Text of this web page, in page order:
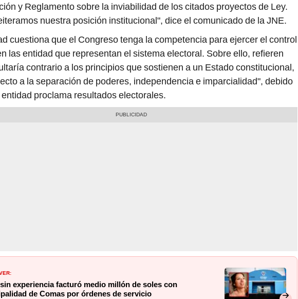
y Reglamento sobre la inviabilidad de los citados proyectos de Ley.
nuestra posición institucional", dice el comunicado de la JNE.
cuestiona que el Congreso tenga la competencia para ejercer el control
las entidad que representan el sistema electoral. Sobre ello, refieren
contrario a los principios que sostienen a un Estado constitucional,
a la separación de poderes, independencia e imparcialidad", debido
proclama resultados electorales.
experiencia facturó medio millón de soles con
de Comas por órdenes de servicio